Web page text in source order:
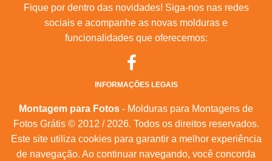
Fique por dentro das novidades! Siga-nos nas redes
sociais e acompanhe as novas molduras e
funcionalidades que oferecemos:
INFORMAÇÕES LEGAIS
Montagem para Fotos - Molduras para Montagens de
Fotos Grátis © 2012 / 2026. Todos os direitos reservados.
Este site utiliza cookies para garantir a melhor experiência
de navegação. Ao continuar navegando, você concorda